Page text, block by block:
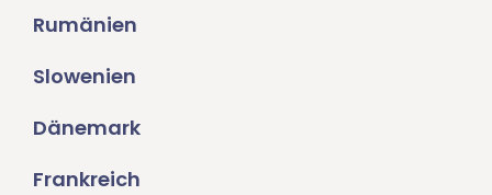
Rumänien
Slowenien
Dänemark
Frankreich